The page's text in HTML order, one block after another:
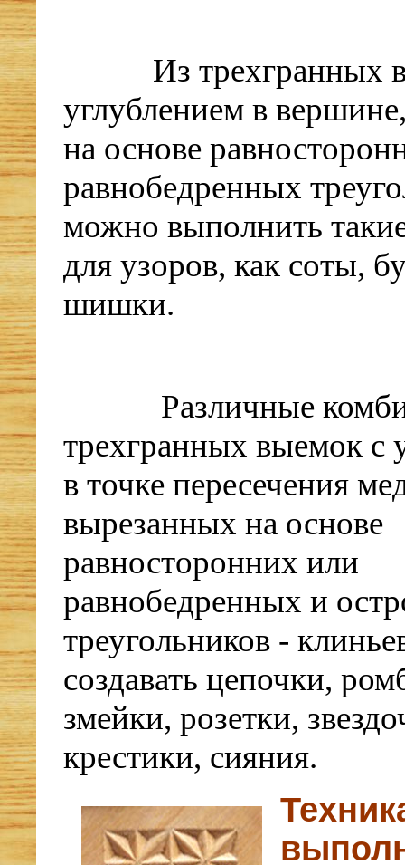
Из трехгранных
углублением в
на основе
равнобедренных
можно выполнить
для узоров, как соты,
шишки.
Различные
трехгранных выемок с
в точке пересечения
вырезанных на основе
равносторонних или
равнобедренных и
треугольников -
создавать цепочки,
змейки, розетки,
крестики, сияния.